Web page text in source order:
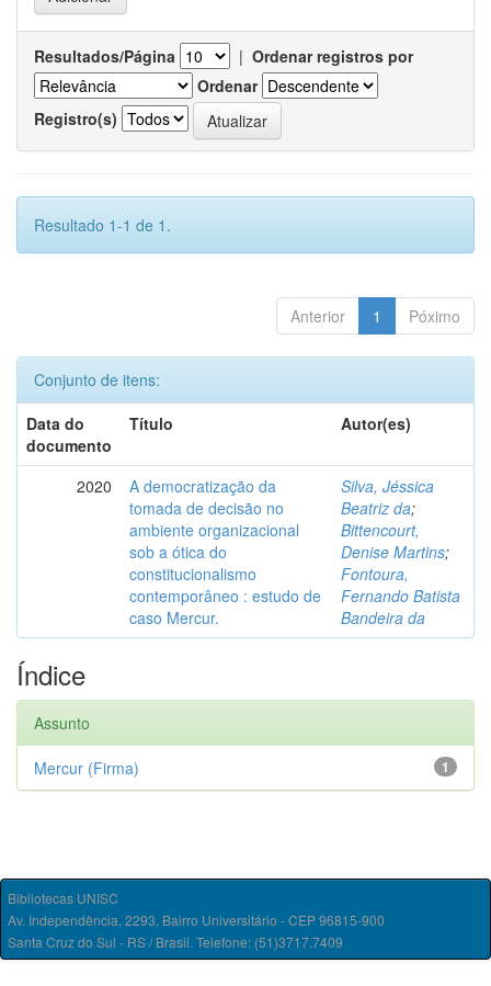
Resultados/Página | Ordenar registros por
Ordenar
Registro(s)
Resultado 1-1 de 1.
Anterior 1 Póximo
Conjunto de itens:
Data do
documento
Título Autor(es)
2020
A democratização da
tomada de decisão no
ambiente organizacional
sob a ótica do
constitucionalismo
contemporâneo : estudo de
caso Mercur.
Silva, Jéssica
Beatriz da;
Bittencourt,
Denise Martins;
Fontoura,
Fernando Batista
Bandeira da
Índice
Assunto
1
Mercur (Firma)
Bibliotecas UNISC
Av. Independência, 2293, Bairro Universitário - CEP 96815-900
Santa Cruz do Sul - RS / Brasil. Telefone: (51)3717.7409